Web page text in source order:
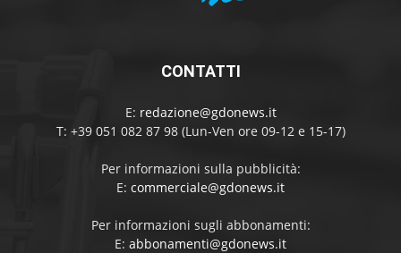
CONTATTI
E: redazione@gdonews.it
T: +39 051 082 87 98 (Lun-Ven ore 09-12 e 15-17)
Per informazioni sulla pubblicità:
E: commerciale@gdonews.it
Per informazioni sugli abbonamenti:
E: abbonamenti@gdonews.it